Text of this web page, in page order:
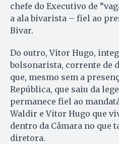
chefe do Executivo de
a ala bivarista – fiel ao
Bivar.
Do outro, Vitor Hugo,
bolsonarista, corrente de
que, mesmo sem a
República, que saiu da
permanece fiel ao
Waldir e Vitor Hugo que
dentro da Câmara no que
diretora.